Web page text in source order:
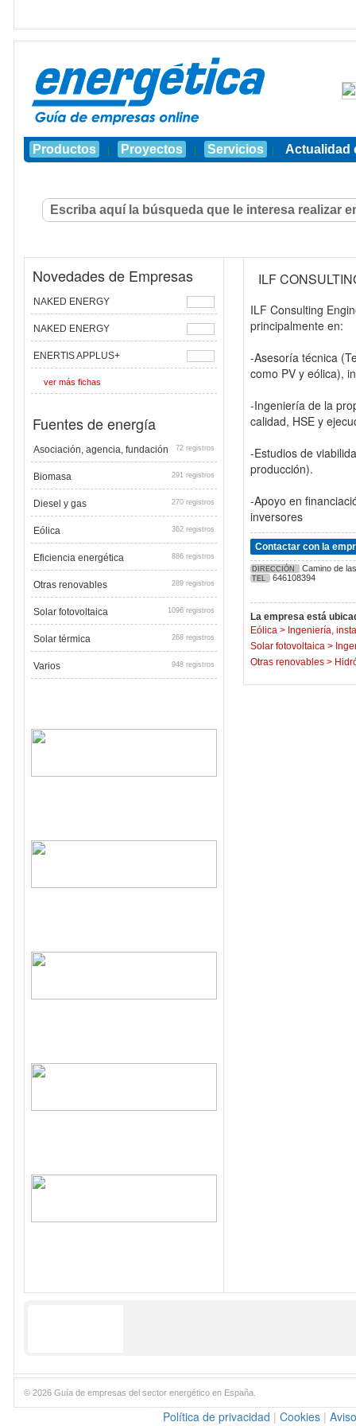
Productos | Proyectos | Servicios | Actualidad
Novedades de Empresas
NAKED ENERGY
NAKED ENERGY
ENERTIS APPLUS+
ver más fichas
Fuentes de energía
Asociación, agencia, fundación 72 registros
Biomasa 291 registros
Diesel y gas 270 registros
Eólica 362 registros
Eficiencia energética 886 registros
Otras renovables 289 registros
Solar fotovoltaica 1096 registros
Solar térmica 268 registros
Varios 948 registros
ILF
ILF Consulting
principalmente en:
-Asesoría técnica
como PV y eólica),
-Ingeniería de la
calidad, HSE y
-Estudios de
producción).
-Apoyo en
inversores
Contactar con la
DIRECCIÓN Camino de
TEL 646108394
La empresa está
Eólica > Ingeniería,
Solar fotovoltaica >
Otras renovables >
© 2026 Guía de empresas del sector energético en España.
Política de privacidad | Cookies |